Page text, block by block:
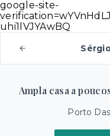
google-site-
uhi1lVJYAwBQ
Ampla casa a
Porto